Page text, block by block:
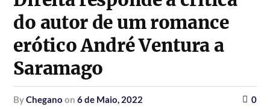
do autor de um romance
erótico André Ventura a
Saramago
byChegano on6 de Maio, 2022 0